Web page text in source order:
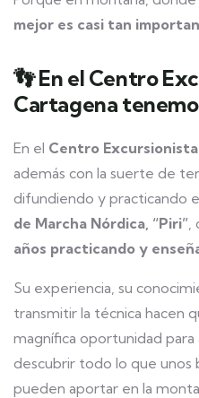
mejor es casi tan
👣 En el Centro
Cartagena
En el Centro
además con la suerte de
difundiendo y practicando
de Marcha Nórdica, “Piri”,
años practicando y
Su experiencia, su
transmitir la técnica hacen
magnífica oportunidad
descubrir todo lo que unos
pueden aportar en la